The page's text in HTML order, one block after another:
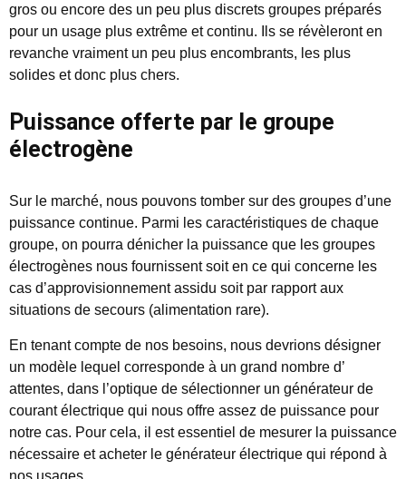
gros ou encore des un peu plus discrets groupes préparés
pour un usage plus extrême et continu. Ils se révèleront en
revanche vraiment un peu plus encombrants, les plus
solides et donc plus chers.
Puissance offerte par le groupe
électrogène
Sur le marché, nous pouvons tomber sur des groupes d’une
puissance continue. Parmi les caractéristiques de chaque
groupe, on pourra dénicher la puissance que les groupes
électrogènes nous fournissent soit en ce qui concerne les
cas d’approvisionnement assidu soit par rapport aux
situations de secours (alimentation rare).
En tenant compte de nos besoins, nous devrions désigner
un modèle lequel corresponde à un grand nombre d’
attentes, dans l’optique de sélectionner un générateur de
courant électrique qui nous offre assez de puissance pour
notre cas. Pour cela, il est essentiel de mesurer la puissance
nécessaire et acheter le générateur électrique qui répond à
nos usages.